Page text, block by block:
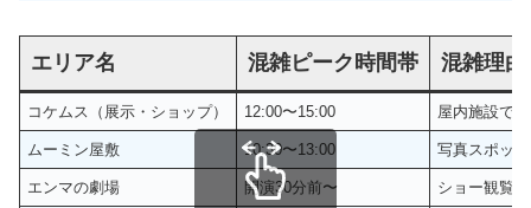
エリア名 混雑ピーク時間帯 混雑理
コケムス（展示・ショップ） 12:00〜15:00 屋内施設で
ムーミン屋敷 10:30〜13:00 写真スポッ
エンマの劇場 開演30分前〜 ショー観覧